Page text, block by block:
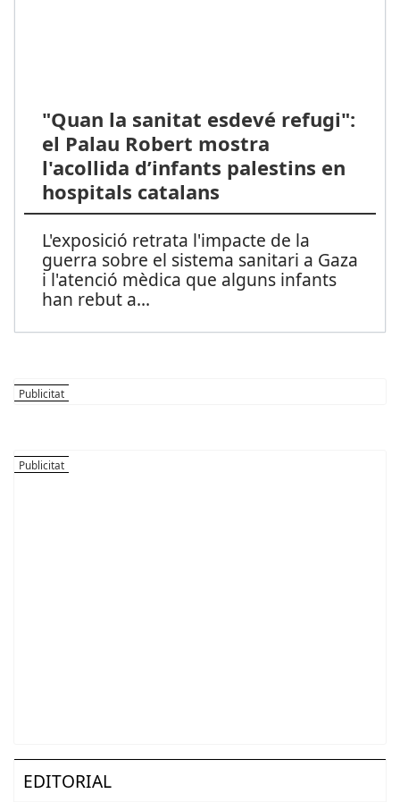
"Quan la sanitat esdevé refugi":
el Palau Robert mostra
l'acollida d’infants palestins en
hospitals catalans
L'exposició retrata l'impacte de la
guerra sobre el sistema sanitari a Gaza
i l'atenció mèdica que alguns infants
han rebut a...
EDITORIAL